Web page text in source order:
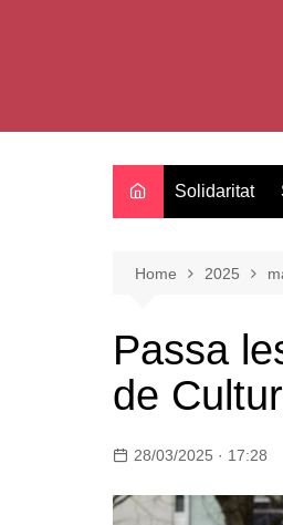
Solidaritat
Home 2025
Passa
de
28/03/2025 · 17:28